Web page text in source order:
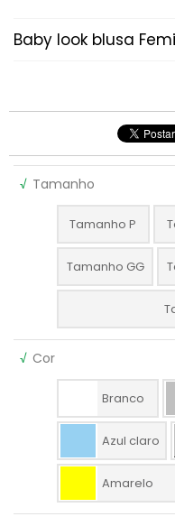
Baby look blusa
√ Tamanho
Tamanho P
Tamanho GG
√ Cor
Branco
Azul claro
Amarelo